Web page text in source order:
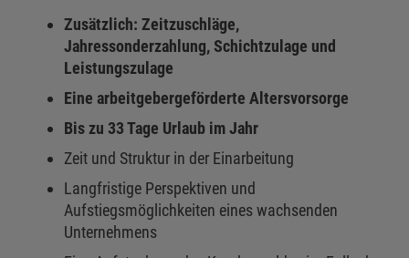
Zusätzlich: Zeitzuschläge,
Jahressonderzahlung, Schichtzulage und
Leistungszulage
Eine arbeitgebergeförderte Altersvorsorge
Bis zu 33 Tage Urlaub im Jahr
Zeit und Struktur in der Einarbeitung
Langfristige Perspektiven und
Aufstiegsmöglichkeiten eines wachsenden
Unternehmens